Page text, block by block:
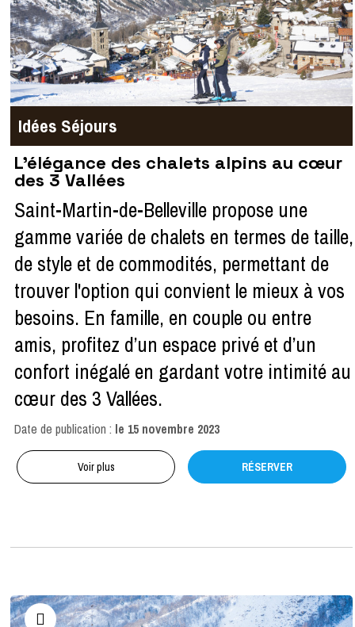
Idées Séjours
L'élégance des chalets alpins au cœur
des 3 Vallées
Saint-Martin-de-Belleville propose une
gamme variée de chalets en termes de taille,
de style et de commodités, permettant de
trouver l'option qui convient le mieux à vos
besoins. En famille, en couple ou entre
amis, profitez d’un espace privé et d’un
confort inégalé en gardant votre intimité au
cœur des 3 Vallées.
Date de publication : le 15 novembre 2023
Voir plus RÉSERVER